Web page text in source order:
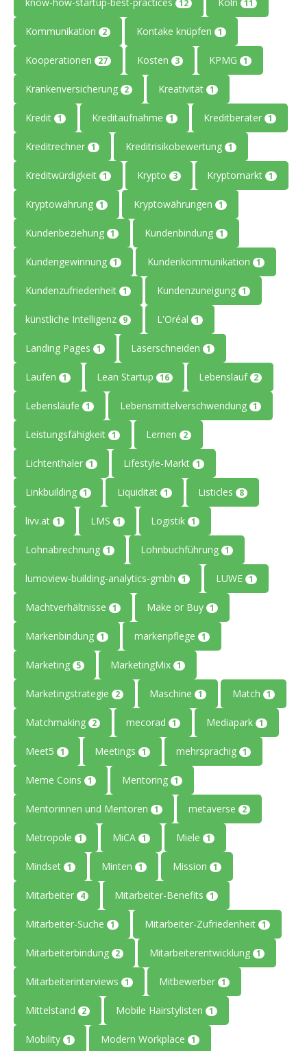
12 11
Kommunikation 2 Kontake knüpfen 1
Kooperationen 27 Kosten 3 KPMG 1
Krankenversicherung 2 Kreativität 1
Kredit 1 Kreditaufnahme 1 Kreditberater 1
Kreditrechner 1 Kreditrisikobewertung 1
Kreditwürdigkeit 1 Krypto 3 Kryptomarkt 1
Kryptowährung 1 Kryptowährungen 1
Kundenbeziehung 1 Kundenbindung 1
Kundengewinnung 1 Kundenkommunikation 1
Kundenzufriedenheit 1 Kundenzuneigung 1
künstliche Intelligenz 9 L'Oréal 1
Landing Pages 1 Laserschneiden 1
Laufen 1 Lean Startup 16 Lebenslauf 2
Lebensläufe 1 Lebensmittelverschwendung 1
Leistungsfähigkeit 1 Lernen 2
Lichtenthaler 1 Lifestyle-Markt 1
Linkbuilding 1 Liquidität 1 Listicles 8
livv.at 1 LMS 1 Logistik 1
Lohnabrechnung 1 Lohnbuchführung 1
lumoview-building-analytics-gmbh 1 LUWE 1
Machtverhältnisse 1 Make or Buy 1
Markenbindung 1 markenpflege 1
Marketing 5 MarketingMix 1
Marketingstrategie 2 Maschine 1 Match 1
Matchmaking 2 mecorad 1 Mediapark 1
Meet5 1 Meetings 1 mehrsprachig 1
Meme Coins 1 Mentoring 1
Mentorinnen und Mentoren 1 metaverse 2
Metropole 1 MiCA 1 Miele 1
Mindset 1 Minten 1 Mission 1
Mitarbeiter 4 Mitarbeiter-Benefits 1
Mitarbeiter-Suche 1 Mitarbeiter-Zufriedenheit 1
Mitarbeiterbindung 2 Mitarbeiterentwicklung 1
Mitarbeiterinterviews 1 Mitbewerber 1
Mittelstand 2 Mobile Hairstylisten 1
Mobility 1 Modern Workplace 1